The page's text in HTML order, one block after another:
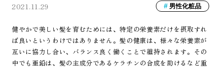
2021.11.29 男性化粧品
健やかで美しい髪を育むためには、特定の栄養素だけを摂取すれ
ば良いというわけではありません。髪の健康は、様々な栄養素が
互いに協力し合い、バランス良く働くことで維持されます。その
中でも亜鉛は、髪の主成分であるケラチンの合成を助けるなど重